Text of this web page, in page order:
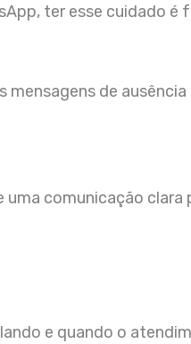
ter esse cuidado
mensagens de
uma comunicação
e quando o